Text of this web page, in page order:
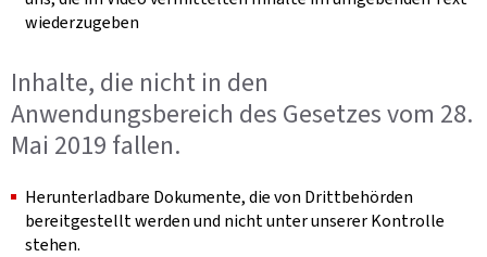
wiederzugeben
Inhalte, die nicht in den
Anwendungsbereich des Gesetzes vom 28.
Mai 2019 fallen.
Herunterladbare Dokumente, die von Drittbehörden
bereitgestellt werden und nicht unter unserer Kontrolle
stehen.